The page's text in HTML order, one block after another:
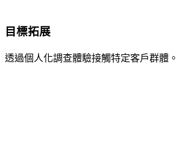
目標拓展
透過個人化調查體驗接觸特定客戶群體。